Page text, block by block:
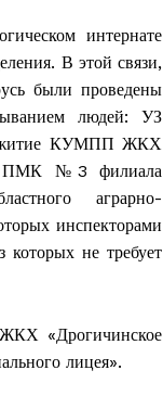
интернате
В этой связи,
были проведены
людей: УЗ
КУМПП ЖКХ
ПМК №3 филиала
аграрно-
инспекторами
не требует
«Дрогичинское
лицея».